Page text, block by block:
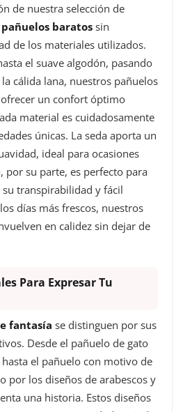
de nuestra selección de
pañuelos baratos sin
de los materiales utilizados.
el suave algodón, pasando
cálida lana, nuestros pañuelos
un confort óptimo
material es cuidadosamente
únicas. La seda aporta un
ideal para ocasiones
por su parte, es perfecto para
transpirabilidad y fácil
días más frescos, nuestros
en calidez sin dejar de
Para Expresar Tu
fantasía se distinguen por sus
Desde el pañuelo de gato
el pañuelo con motivo de
por los diseños de arabescos y
una historia. Estos diseños